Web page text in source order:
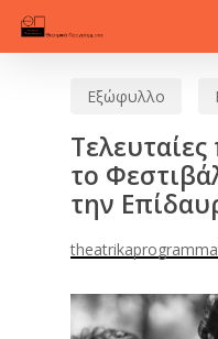
Skip
Εξώφυλλο
το
την